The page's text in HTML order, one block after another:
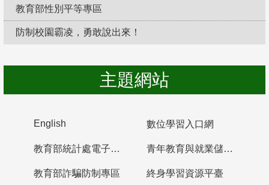
教育部性別平等專區
防制校園霸凌，勇敢說出來！
主題網站
English 數位學習入口網
教育部統計處電子書櫃 青年教育與就業儲蓄帳戶
教育部詐騙防制專區 終身學習資源平臺